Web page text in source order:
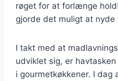
røget for at forlænge
gjorde det muligt at
I takt med at
udviklet sig, er
i gourmetkøkkener. I dag